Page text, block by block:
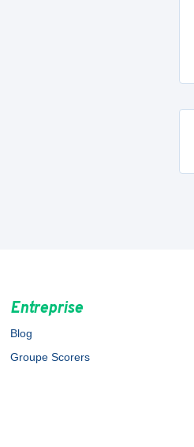
Entreprise
Blog
Groupe Scorers